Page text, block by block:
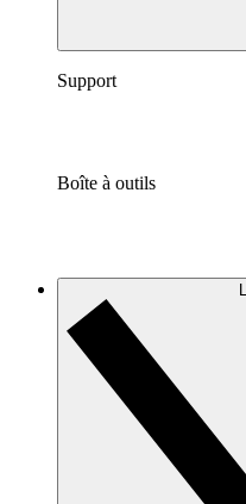
Support
Boîte à outils